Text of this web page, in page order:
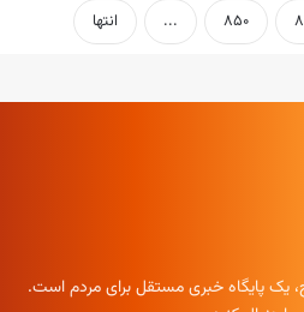
۸۵۰ ... انتها
یک پایگاه خبری مستقل برای مردم است.